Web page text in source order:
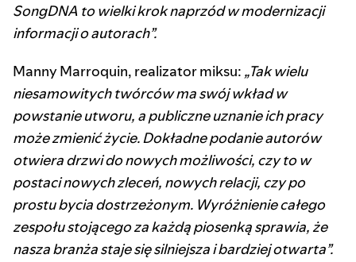
SongDNA to wielki krok naprzód w modernizacji
informacji o autorach”.
Manny Marroquin, realizator miksu: „Tak wielu
niesamowitych twórców ma swój wkład w
powstanie utworu, a publiczne uznanie ich pracy
może zmienić życie. Dokładne podanie autorów
otwiera drzwi do nowych możliwości, czy to w
postaci nowych zleceń, nowych relacji, czy po
prostu bycia dostrzeżonym. Wyróżnienie całego
zespołu stojącego za każdą piosenką sprawia, że
nasza branża staje się silniejsza i bardziej otwarta”.